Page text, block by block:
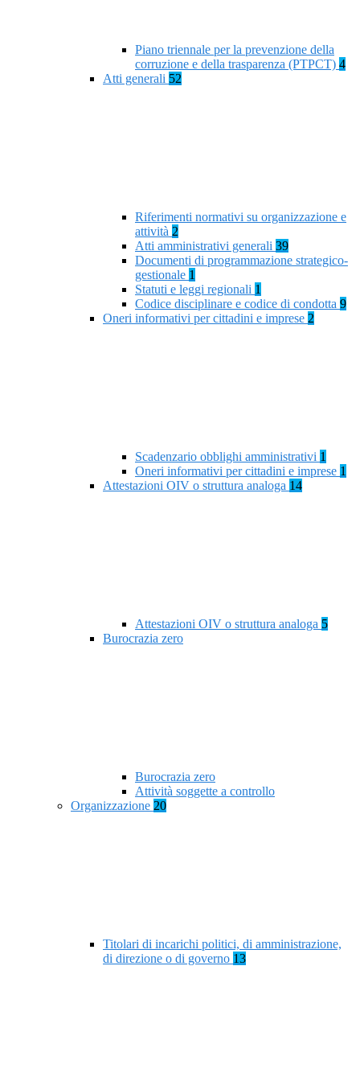
Piano triennale per la prevenzione della
corruzione e della trasparenza (PTPCT) 4
Atti generali 52
Riferimenti normativi su organizzazione e
attività 2
Atti amministrativi generali 39
Documenti di programmazione strategico-
gestionale 1
Statuti e leggi regionali 1
Codice disciplinare e codice di condotta 9
Oneri informativi per cittadini e imprese 2
Scadenzario obblighi amministrativi 1
Oneri informativi per cittadini e imprese 1
Attestazioni OIV o struttura analoga 14
Attestazioni OIV o struttura analoga 5
Burocrazia zero
Burocrazia zero
Attività soggette a controllo
Organizzazione 20
Titolari di incarichi politici, di amministrazione,
di direzione o di governo 13